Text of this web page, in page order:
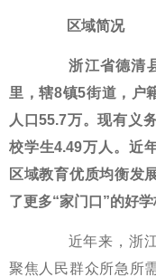
区域简况
浙江省德清县
里，辖8镇5街道，户
人口55.7万。现有义
校学生4.49万人。近
区域教育优质均衡发
了更多“家门口”的好学
近年来，浙江
聚焦人民群众所急所